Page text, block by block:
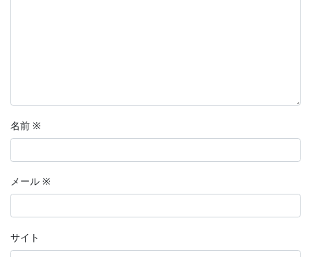
名前 ※
メール ※
サイト